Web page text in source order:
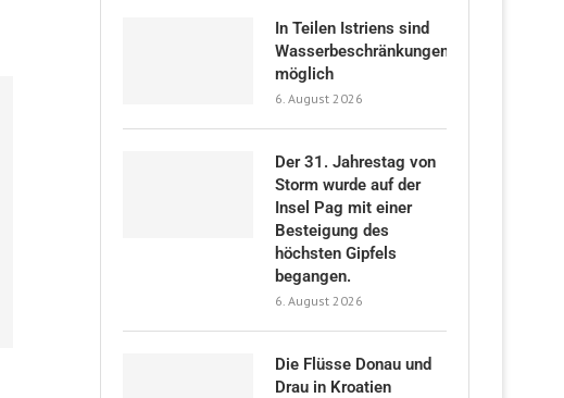
In Teilen Istriens sind
Wasserbeschränkungen
möglich
6. August 2026
Der 31. Jahrestag von
Storm wurde auf der
Insel Pag mit einer
Besteigung des
höchsten Gipfels
begangen.
6. August 2026
Die Flüsse Donau und
Drau in Kroatien